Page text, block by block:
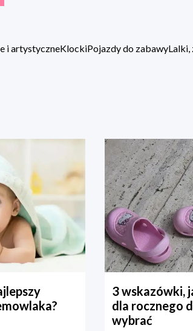
i artystyczneKlockiPojazdy do zabawy
3 wskazówki,
dla rocznego
wybrać